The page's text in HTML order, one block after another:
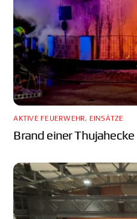
AKTIVE FEUERWEHR, EINSÄTZE
Brand einer Thujahecke